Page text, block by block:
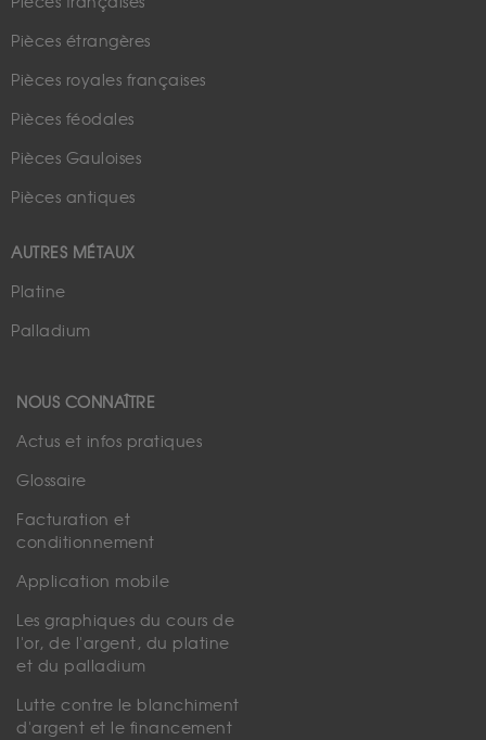
Pièces étrangères
Pièces royales françaises
Pièces féodales
Pièces Gauloises
Pièces antiques
AUTRES MÉTAUX
Platine
Palladium
NOUS CONNAÎTRE
Actus et infos pratiques
Glossaire
Facturation et
conditionnement
Application mobile
Les graphiques du cours de
l'or, de l'argent, du platine
et du palladium
Lutte contre le blanchiment
d'argent et le financement